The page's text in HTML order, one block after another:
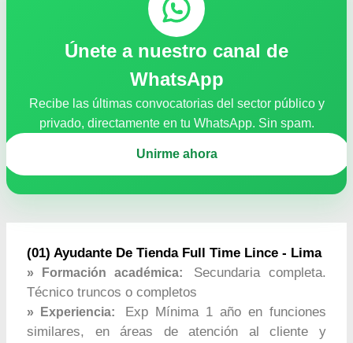
Únete a nuestro canal de
WhatsApp
Recibe las últimas convocatorias del sector público y
privado, directamente en tu WhatsApp. Sin spam.
Unirme ahora
(01) Ayudante De Tienda Full Time Lince - Lima
» Formación académica:
Secundaria completa.
Técnico truncos o completos
» Experiencia:
Exp Mínima 1 año en funciones
similares, en áreas de atención al cliente y